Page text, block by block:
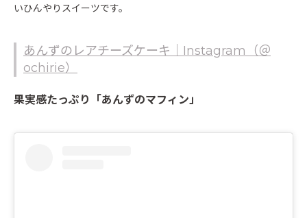
いひんやりスイーツです。
あんずのレアチーズケーキ｜Instagram（＠
ochirie）
果実感たっぷり「あんずのマフィン」